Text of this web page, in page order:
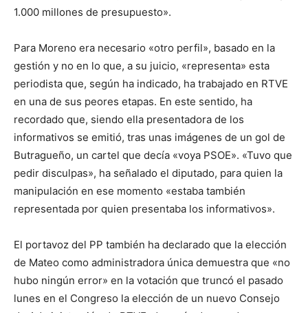
1.000 millones de presupuesto».
Para Moreno era necesario «otro perfil», basado en la
gestión y no en lo que, a su juicio, «representa» esta
periodista que, según ha indicado, ha trabajado en RTVE
en una de sus peores etapas. En este sentido, ha
recordado que, siendo ella presentadora de los
informativos se emitió, tras unas imágenes de un gol de
Butragueño, un cartel que decía «voya PSOE». «Tuvo que
pedir disculpas», ha señalado el diputado, para quien la
manipulación en ese momento «estaba también
representada por quien presentaba los informativos».
El portavoz del PP también ha declarado que la elección
de Mateo como administradora única demuestra que «no
hubo ningún error» en la votación que truncó el pasado
lunes en el Congreso la elección de un nuevo Consejo